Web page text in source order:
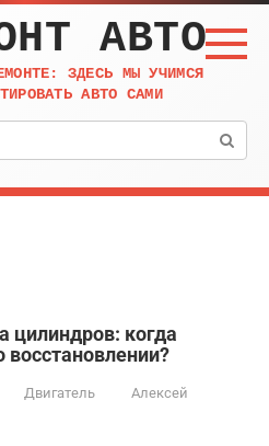
АВТО
ЗДЕСЬ МЫ УЧИМСЯ
АВТО САМИ
цилиндров: когда
восстановлении?
Двигатель
Алексей